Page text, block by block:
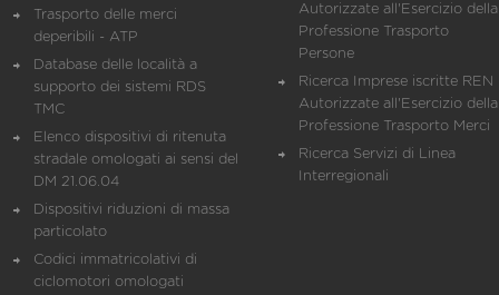
Trasporto delle merci
deperibili - ATP
Database delle località a
supporto dei sistemi RDS
TMC
Elenco dispositivi di ritenuta
stradale omologati ai sensi del
DM 21.06.04
Dispositivi riduzioni di massa
particolato
Codici immatricolativi di
ciclomotori omologati
Autorizzate all'Esercizio della
Professione Trasporto
Persone
Ricerca Imprese iscritte REN
Autorizzate all'Esercizio della
Professione Trasporto Merci
Ricerca Servizi di Linea
Interregionali